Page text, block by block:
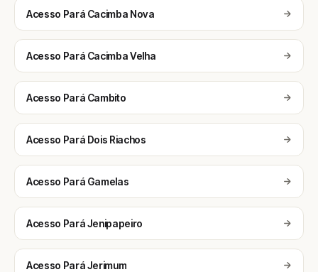
Acesso Pará Cacimba Nova
Acesso Pará Cacimba Velha
Acesso Pará Cambito
Acesso Pará Dois Riachos
Acesso Pará Gamelas
Acesso Pará Jenipapeiro
Acesso Pará Jerimum